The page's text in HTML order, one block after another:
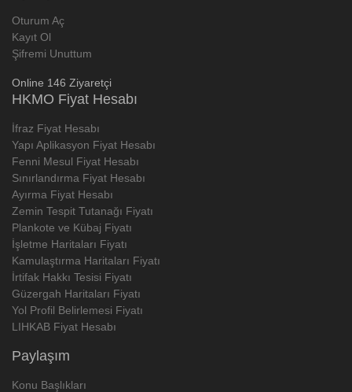
Oturum Aç
Kayıt Ol
Şifremi Unuttum
Online 146 Ziyaretçi
HKMO Fiyat Hesabı
İfraz Fiyat Hesabı
Yapı Aplikasyon Fiyat Hesabı
Fenni Mesul Fiyat Hesabı
Sınırlandırma Fiyat Hesabı
Ayırma Fiyat Hesabı
Zemin Tespit Tutanağı Fiyatı
Plankote ve Kübaj Fiyatı
İşletme Haritaları Fiyatı
Kamulaştırma Haritaları Fiyatı
İrtifak Hakkı Tesisi Fiyatı
Güzergah Haritaları Fiyatı
Yol Profil Belirlemesi Fiyatı
LIHKAB Fiyat Hesabı
Paylaşım
Konu Başlıkları